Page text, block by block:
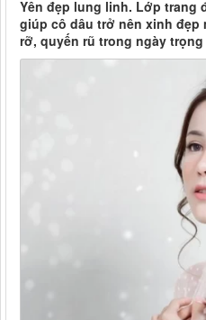
Yên đẹp lung linh. Lớp trang
giúp cô dâu trở nên xinh đẹp
rỡ, quyến rũ trong ngày